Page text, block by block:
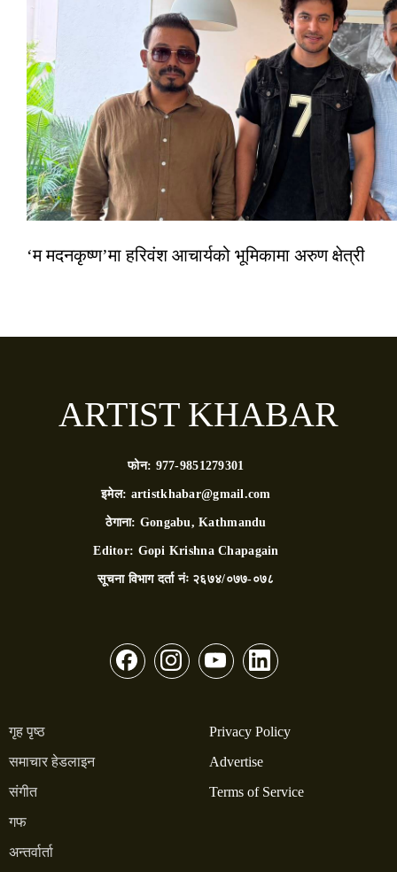
‘म मदनकृष्ण’मा हरिवंश आचार्यको भूमिकामा अरुण क्षेत्री
ARTIST KHABAR
फोन: 977-9851279301
इमेल: artistkhabar@gmail.com
ठेगाना: Gongabu, Kathmandu
Editor: Gopi Krishna Chapagain
सूचना विभाग दर्ता नंः २६७४/०७७-०७८
गृह पृष्ठ
समाचार हेडलाइन
संगीत
गफ
अन्तर्वार्ता
Privacy Policy
Advertise
Terms of Service